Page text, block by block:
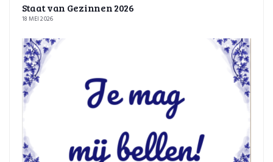
Staat van Gezinnen 2026
18 MEI 2026